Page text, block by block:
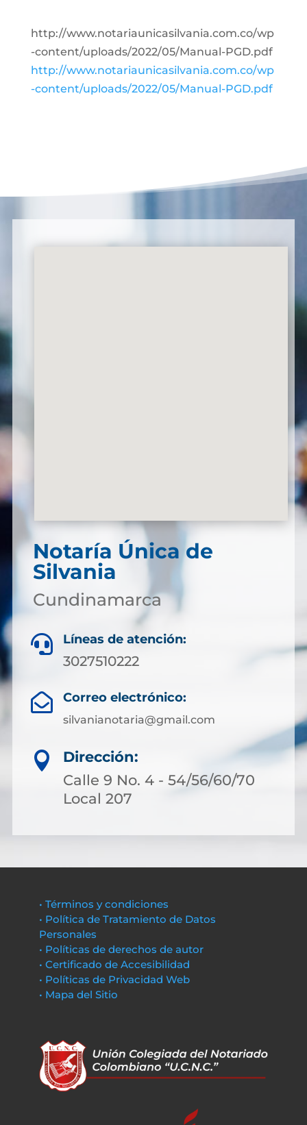
http://www.notariaunicasilvania.com.co/wp
-content/uploads/2022/05/Manual-PGD.pdf
http://www.notariaunicasilvania.com.co/wp
-content/uploads/2022/05/Manual-PGD.pdf
Notaría Única de
Silvania
Cundinamarca
 Líneas de atención:
3027510222
 Correo electrónico:
silvanianotaria@gmail.com

Dirección:
Calle 9 No. 4 - 54/56/60/70
Local 207
• Términos y condiciones
• Política de Tratamiento de Datos
Personales
• Políticas de derechos de autor
• Certificado de Accesibilidad
• Políticas de Privacidad Web
• Mapa del Sitio